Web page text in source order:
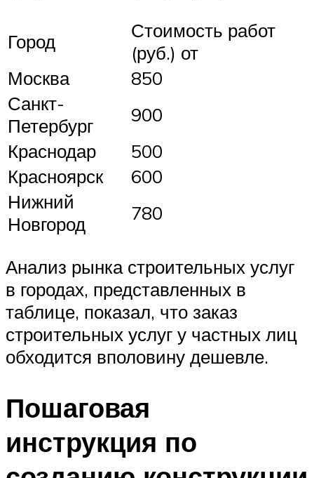
Город
Стоимость работ
(руб.) от
Москва
850
Санкт-
Петербург
900
Краснодар
500
Красноярск
600
Нижний
Новгород
780
Анализ рынка строительных услуг
в городах, представленных в
таблице, показал, что заказ
строительных услуг у частных лиц
обходится вполовину дешевле.
Пошаговая
инструкция по